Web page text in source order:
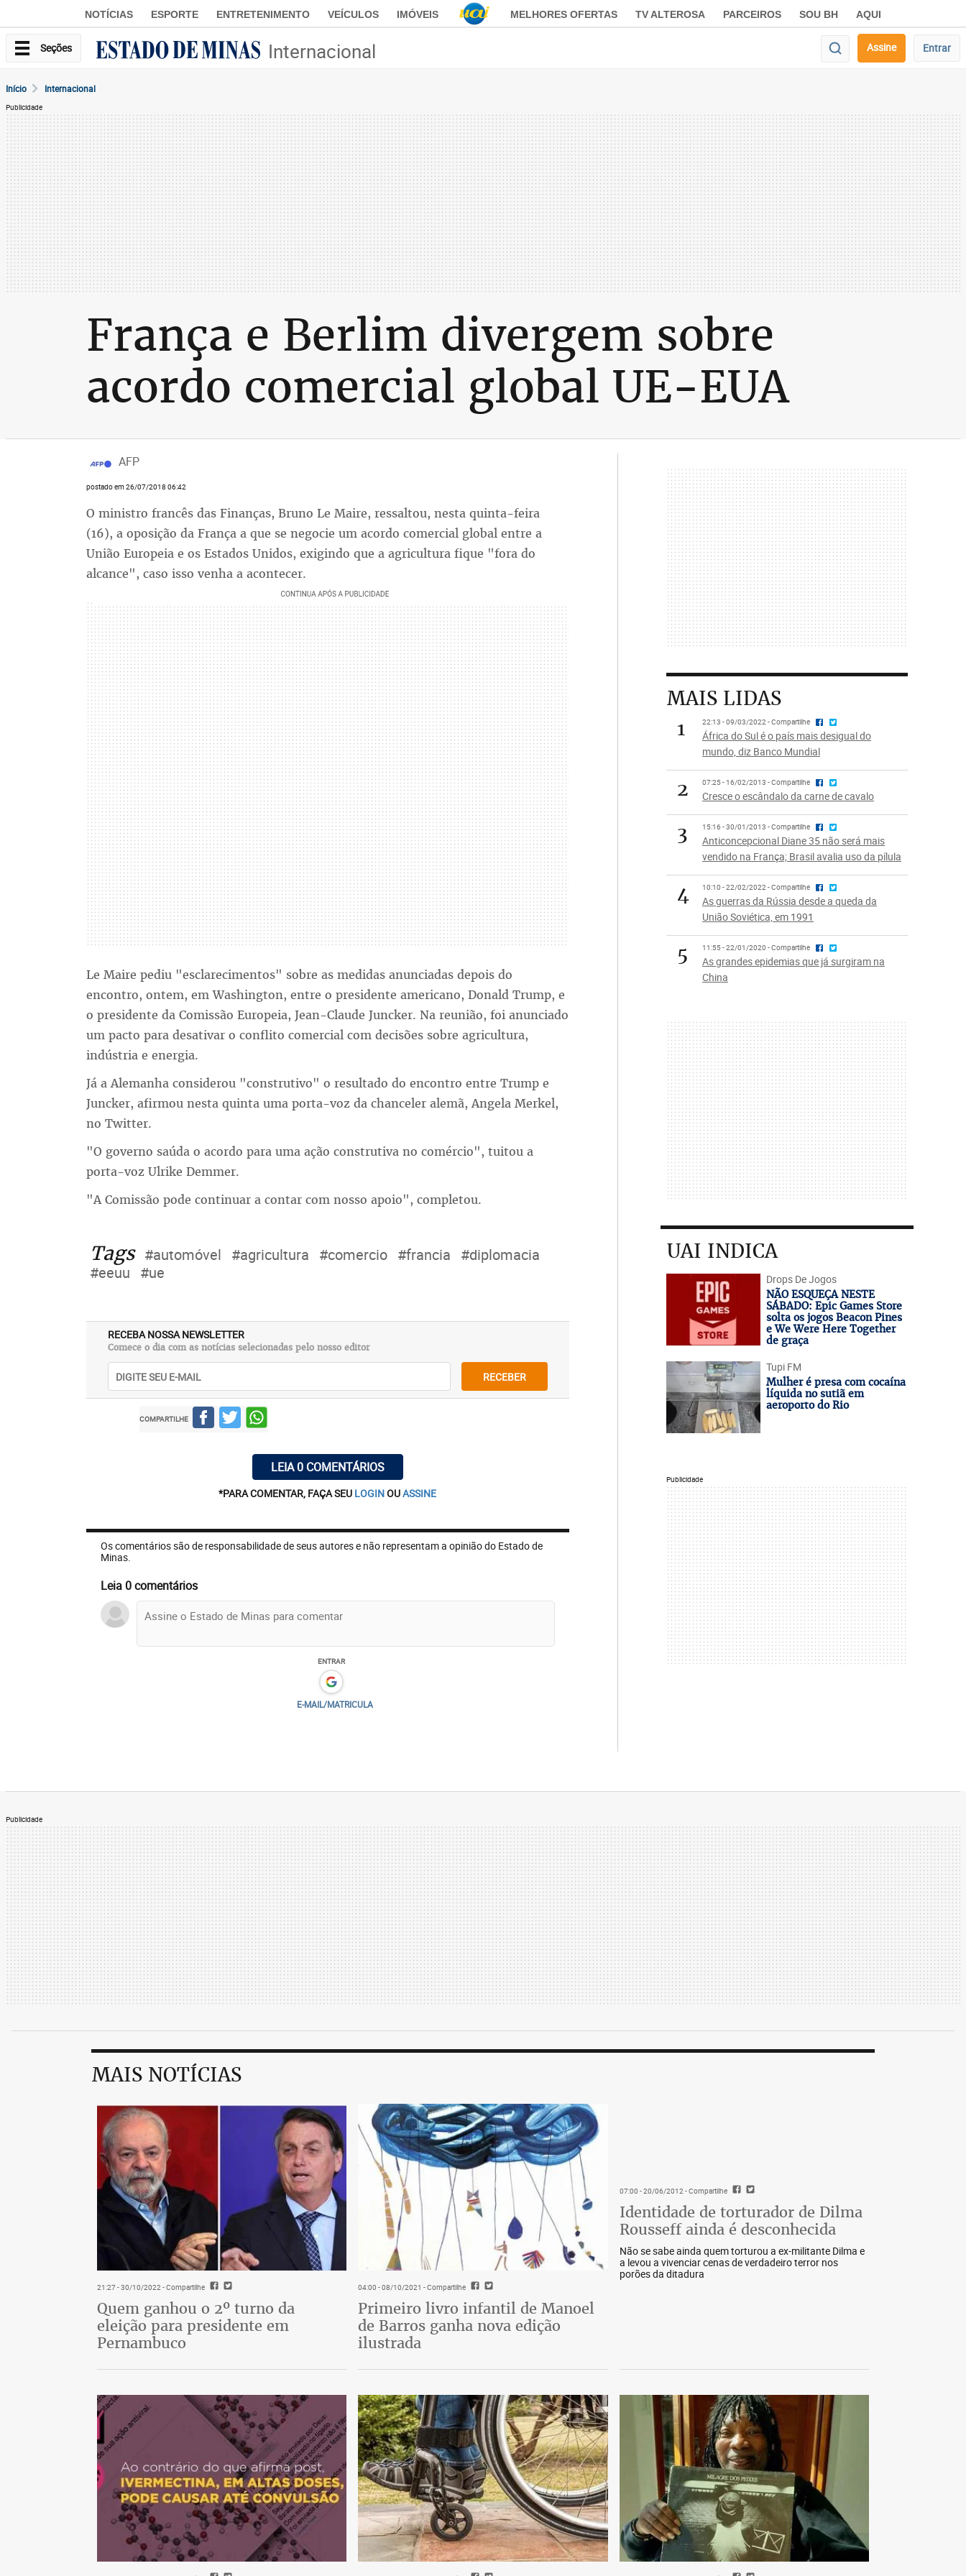
NOTÍCIAS ESPORTE ENTRETENIMENTO VEÍCULOS IMÓVEIS MELHORES OFERTAS TV ALTEROSA PARCEIROS SOU BH AQUI
Seções Internacional Assine Entrar
Início Internacional
Publicidade
França e Berlim divergem sobre
acordo comercial global UE-EUA
AFP
postado em 26/07/2018 06:42
O ministro francês das Finanças, Bruno Le Maire, ressaltou, nesta quinta-feira
(16), a oposição da França a que se negocie um acordo comercial global entre a
União Europeia e os Estados Unidos, exigindo que a agricultura fique "fora do
alcance", caso isso venha a acontecer.
Le Maire pediu "esclarecimentos" sobre as medidas anunciadas depois do
encontro, ontem, em Washington, entre o presidente americano, Donald Trump, e
o presidente da Comissão Europeia, Jean-Claude Juncker. Na reunião, foi anunciado
um pacto para desativar o conflito comercial com decisões sobre agricultura,
indústria e energia.
Já a Alemanha considerou "construtivo" o resultado do encontro entre Trump e
Juncker, afirmou nesta quinta uma porta-voz da chanceler alemã, Angela Merkel,
no Twitter.
"O governo saúda o acordo para uma ação construtiva no comércio", tuitou a
porta-voz Ulrike Demmer.
"A Comissão pode continuar a contar com nosso apoio", completou.
Tags #automóvel #agricultura #comercio #francia #diplomacia
#eeuu #ue
RECEBA NOSSA NEWSLETTER
Comece o dia com as notícias selecionadas pelo nosso editor
RECEBER
COMPARTILHE
LEIA 0 COMENTÁRIOS
*PARA COMENTAR, FAÇA SEU LOGINOUASSINE
Os comentários são de responsabilidade de seus autores e não representam a opinião do Estado de
Minas.
Leia 0 comentários
ENTRAR
E-MAIL/MATRICULA
MAIS LIDAS
1
22:13 - 09/03/2022 - Compartilhe
África do Sul é o país mais desigual do
mundo, diz Banco Mundial
2 07:25 - 16/02/2013 - Compartilhe
Cresce o escândalo da carne de cavalo
3 15:16 - 30/01/2013 - Compartilhe
Anticoncepcional Diane 35 não será mais
vendido na França; Brasil avalia uso da pílula
4 10:10 - 22/02/2022 - Compartilhe
As guerras da Rússia desde a queda da
União Soviética, em 1991
5 11:55 - 22/01/2020 - Compartilhe
As grandes epidemias que já surgiram na
China
UAI INDICA
Drops De Jogos
NÃO ESQUEÇA NESTE
SÁBADO: Epic Games Store
solta os jogos Beacon Pines
e We Were Here Together
de graça
Tupi FM
Mulher é presa com cocaína
líquida no sutiã em
aeroporto do Rio
Publicidade
Publicidade
MAIS NOTÍCIAS
21:27 - 30/10/2022- Compartilhe
Quem ganhou o 2º turno da
eleição para presidente em
Pernambuco
04:00 - 08/10/2021 - Compartilhe
Primeiro livro infantil de Manoel
de Barros ganha nova edição
ilustrada
07:00 - 20/06/2012- Compartilhe
Identidade de torturador de Dilma
Rousseff ainda é desconhecida
Não se sabe ainda quem torturou a ex-militante Dilma e
a levou a vivenciar cenas de verdadeiro terror nos
porões da ditadura